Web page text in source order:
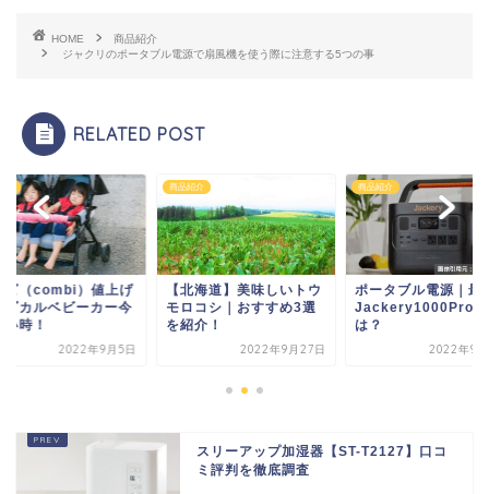
HOME
商品紹介
ジャクリのポータブル電源で扇風機を使う際に注意する5つの事
RELATED POST
ビ（combi）値上げ
ゴカルベビーカー今
時！
2022年9月5日
商品紹介
【北海道】美味しいトウ
モロコシ｜おすすめ3選
を紹介！
2022年9月27日
商品紹介
ポータブル電源｜最
Jackery1000Proと
は？
2022年9
スリーアップ加湿器【ST-T2127】口コ
ミ評判を徹底調査